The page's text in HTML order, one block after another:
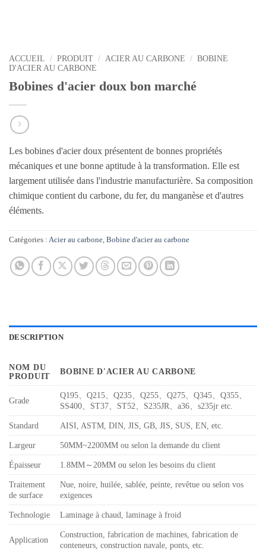
ACCUEIL / PRODUIT / ACIER AU CARBONE / BOBINE
D'ACIER AU CARBONE
Bobines d'acier doux bon marché
Les bobines d'acier doux présentent de bonnes propriétés
mécaniques et une bonne aptitude à la transformation. Elle est
largement utilisée dans l'industrie manufacturière. Sa composition
chimique contient du carbone, du fer, du manganèse et d'autres
éléments.
Catégories : Acier au carbone, Bobine d'acier au carbone
DESCRIPTION
NOM DU
PRODUIT
BOBINE D'ACIER AU CARBONE
Grade
Q195、Q215、Q235、Q255、Q275、Q345、Q355、
SS400、ST37、ST52、S235JR、a36、s235jr etc.
Standard AISI, ASTM, DIN, JIS, GB, JIS, SUS, EN, etc.
Largeur 50MM~2200MM ou selon la demande du client
Épaisseur 1.8MM～20MM ou selon les besoins du client
Traitement
de surface
Nue, noire, huilée, sablée, peinte, revêtue ou selon vos
exigences
Technologie Laminage à chaud, laminage à froid
Application
Construction, fabrication de machines, fabrication de
conteneurs, construction navale, ponts, etc.